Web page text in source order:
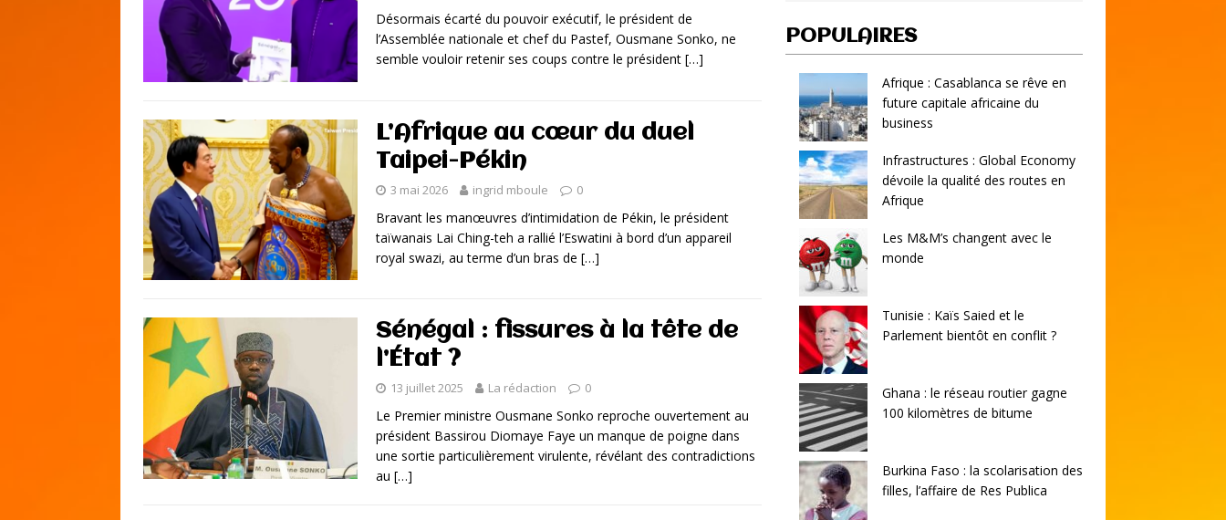
Désormais écarté du pouvoir exécutif, le président de
l’Assemblée nationale et chef du Pastef, Ousmane Sonko, ne
semble vouloir retenir ses coups contre le président […]
L’Afrique au cœur du duel
Taipei-Pékin
3 mai 2026 ingrid mboule 0
Bravant les manœuvres d’intimidation de Pékin, le président
taïwanais Lai Ching-teh a rallié l’Eswatini à bord d’un appareil
royal swazi, au terme d’un bras de […]
Sénégal : fissures à la tête de
l’État ?
13 juillet 2025 La rédaction 0
Le Premier ministre Ousmane Sonko reproche ouvertement au
président Bassirou Diomaye Faye un manque de poigne dans
une sortie particulièrement virulente, révélant des contradictions
au […]
POPULAIRES
Afrique : Casablanca se rêve en
future capitale africaine du
business
Infrastructures : Global Economy
dévoile la qualité des routes en
Afrique
Les M&M’s changent avec le
monde
Tunisie : Kaïs Saied et le
Parlement bientôt en conflit ?
Ghana : le réseau routier gagne
100 kilomètres de bitume
Burkina Faso : la scolarisation des
filles, l’affaire de Res Publica